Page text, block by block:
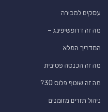
עסקים למכירה
מה זה דרופשיפינג –
המדריך המלא
מה זה הכנסה פסיבית
מה זה שוטף פלוס 30?
ניהול תזרים מזומנים